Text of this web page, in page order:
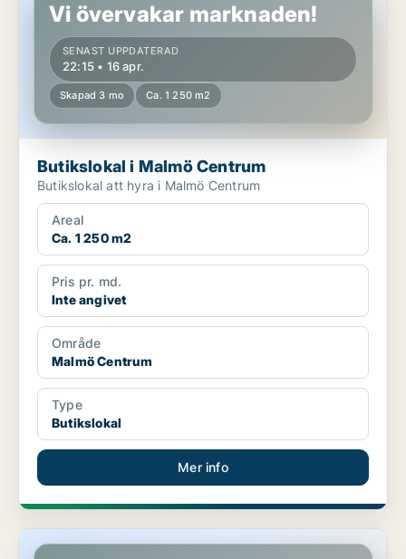
Vi övervakar marknaden!
SENAST UPPDATERAD
22:15 • 16 apr.
Skapad 3 mo Ca. 1 250 m2
Butikslokal i Malmö Centrum
Butikslokal att hyra i Malmö Centrum
Areal
Ca. 1 250 m2
Pris pr. md.
Inte angivet
Område
Malmö Centrum
Type
Butikslokal
Mer info
Butikslokal i Limhamn/Bunkeflo